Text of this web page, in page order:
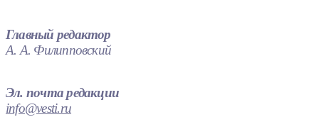
Главный редактор
А. А. Филипповский
Эл. почта редакции
info@vesti.ru